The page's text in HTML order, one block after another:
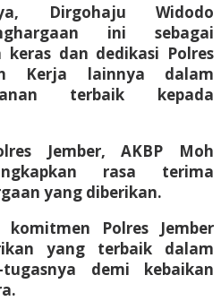
Dirgohaju Widodo
ini sebagai
dan dedikasi Polres
Kerja lainnya dalam
terbaik kepada
Jember, AKBP Moh
rasa terima
yang diberikan.
Polres Jember
yang terbaik dalam
tugasnya demi kebaikan